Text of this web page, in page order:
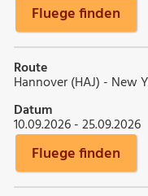
Fluege finden
Route
Hannover (HAJ) - New
Datum
10.09.2026 - 25.09.2026
Fluege finden